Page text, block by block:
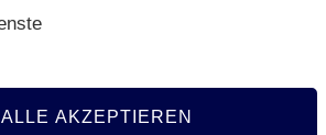
ALLE AKZEPTIEREN